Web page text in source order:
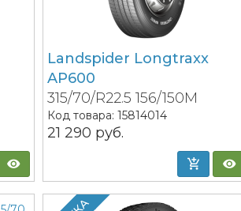
Landspider Longtraxx
AP600
315/70/R22.5 156/150M
Код товара:15814014
21 290 руб.